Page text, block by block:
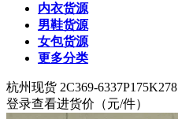
内衣货源
男鞋货源
女包货源
更多分类
杭州现货 2C369-
登录查看进货价 （元/件）